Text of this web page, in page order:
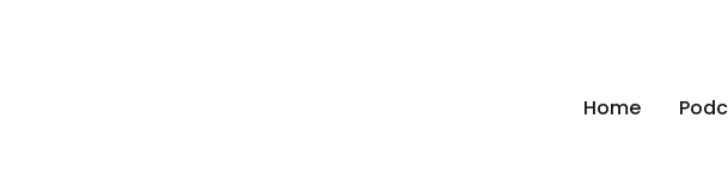
Manierenversagen
Home